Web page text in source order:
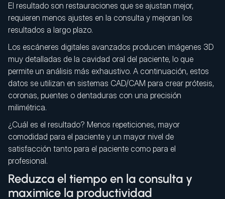
El resultado son restauraciones que se ajustan mejor,
requieren menos ajustes en la consulta y mejoran los
resultados a largo plazo.
Los escáneres digitales avanzados producen imágenes 3D
muy detalladas de la cavidad oral del paciente, lo que
permite un análisis más exhaustivo. A continuación, estos
datos se utilizan en sistemas CAD/CAM para crear prótesis,
coronas, puentes o dentaduras con una precisión
milimétrica.
¿Cuál es el resultado? Menos repeticiones, mayor
comodidad para el paciente y un mayor nivel de
satisfacción tanto para el paciente como para el
profesional.
Reduzca el tiempo en la consulta y
maximice la productividad